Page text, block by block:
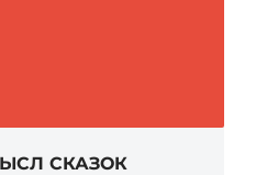
СКАЗОК